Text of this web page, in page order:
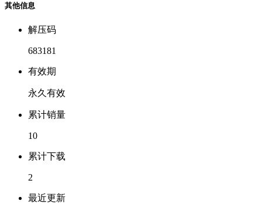
其他信息
解压码
683181
有效期
永久有效
累计销量
10
累计下载
2
最近更新